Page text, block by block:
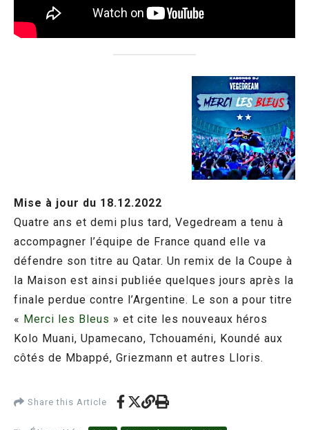
Mise à jour du 18.12.2022
Quatre ans et demi plus tard, Vegedream a tenu à
accompagner l’équipe de France quand elle va
défendre son titre au Qatar. Un remix de la Coupe à
la Maison est ainsi publiée quelques jours après la
finale perdue contre l’Argentine. Le son a pour titre
« Merci les Bleus » et cite les nouveaux héros
Kolo Muani, Upamecano, Tchouaméni, Koundé aux
côtés de Mbappé, Griezmann et autres Lloris.
Share this Article